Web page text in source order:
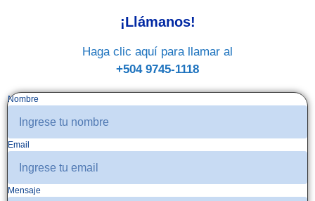
¡Llámanos!
Haga clic aquí para llamar al
+504 9745-1118
Nombre
Email
Mensaje